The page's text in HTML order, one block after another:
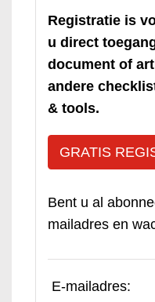
Registratie is
u direct
document of
andere
& tools.
GRATIS
Bent u al
mailadres en
E-mailadres: